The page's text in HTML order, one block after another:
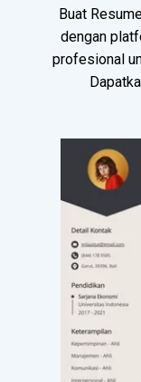
Buat
dengan
profesional